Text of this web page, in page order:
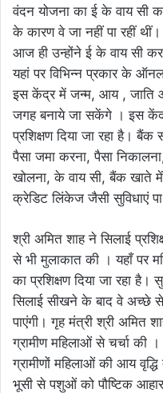
वंदन योजना का ई के वाय सी
के कारण वे जा नहीं पा रहीं
आज ही उन्होंने ई के वाय सी
यहां पर विभिन्न प्रकार के
इस केंद्र में जन्म, आय , जाति
जगह बनाये जा सकेंगे । इस
प्रशिक्षण दिया जा रहा है।
पैसा जमा करना, पैसा
खोलना, के वाय सी, बैंक खाते
क्रेडिट लिंकेज जैसी सुविधाएं
श्री अमित शाह ने सिलाई
से भी मुलाकात की । यहाँ पर
का प्रशिक्षण दिया जा रहा है।
सिलाई सीखने के बाद वे अच्छे
पाएंगी। गृह मंत्री श्री अमित
ग्रामीण महिलाओं से चर्चा की
ग्रामीणों महिलाओं की आय
भूसी से पशुओं को पौष्टिक